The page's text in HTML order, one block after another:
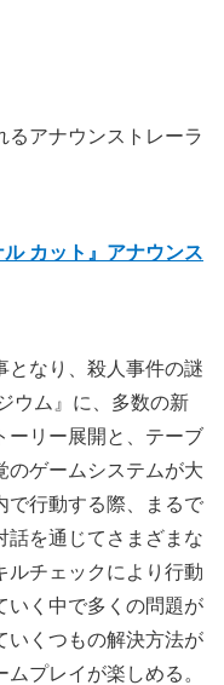
るアナウンストレーラ
カット』アナウンス
なり、殺人事件の謎
ウム』に、多数の新
ーリー展開と、テーブ
のゲームシステムが大
で行動する際、まるで
を通じてさまざまな
チェックにより行動
いく中で多くの問題が
いくつもの解決方法が
プレイが楽しめる。